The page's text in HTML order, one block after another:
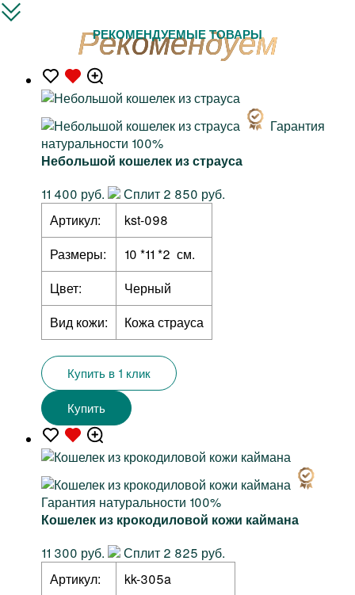
РЕКОМЕНДУЕМЫЕ ТОВАРЫ
Гарантия
натуральности 100%
Небольшой кошелек из страуса
11 400 руб.
Сплит 2 850 руб.
Артикул:
kst-098
Размеры:
10 *11 *2 см.
Цвет:
Черный
Вид кожи:
Кожа страуса
Купить в 1 клик
Купить
Гарантия натуральности 100%
Кошелек из крокодиловой кожи каймана
11 300 руб.
Сплит 2 825 руб.
Артикул:
kk-305a